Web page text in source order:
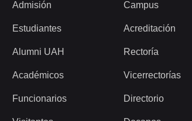
Admisión
Estudiantes
Alumni UAH
Académicos
Funcionarios
Campus
Acreditación
Rectoría
Vicerrectorías
Directorio